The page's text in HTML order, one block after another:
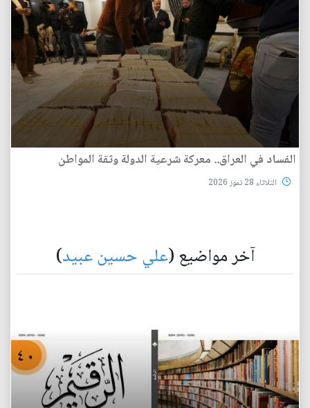
الفساد في العراق.. معركة شرعية الدولة وثقة المواطن
الثلاثاء 28 تموز 2026
آخر مواضيع (علي حسين عبيد)